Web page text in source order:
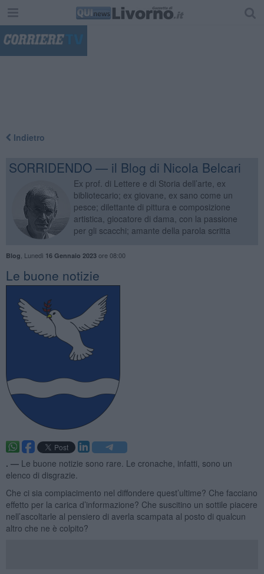
Indietro
SORRIDENDO — il Blog di Nicola Belcari
Ex prof. di Lettere e di Storia dell’arte, ex
bibliotecario; ex giovane, ex sano come un
pesce; dilettante di pittura e composizione
artistica, giocatore di dama, con la passione
per gli scacchi; amante della parola scritta
Blog Lunedì 16 Gennaio 2023ore 08:00
Le buone notizie
. — Le buone notizie sono rare. Le cronache, infatti, sono un
elenco di disgrazie.
Che ci sia compiacimento nel diffondere quest’ultime? Che facciano
effetto per la carica d’informazione? Che suscitino un sottile piacere
nell’ascoltarle al pensiero di averla scampata al posto di qualcun
altro che ne è colpito?